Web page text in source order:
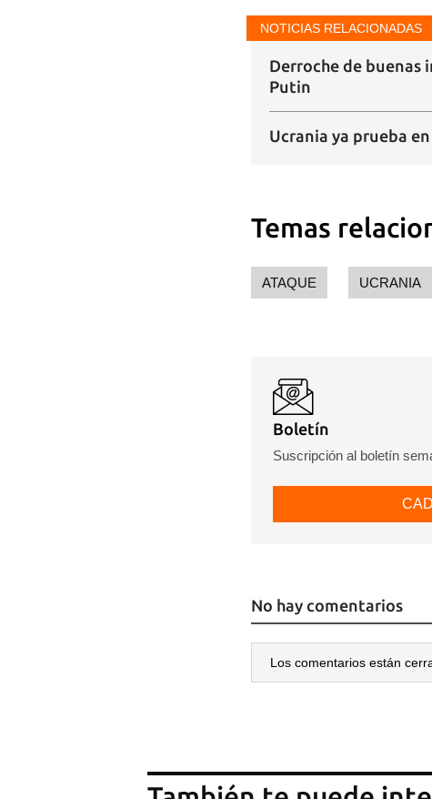
NOTICIAS RELACIONADAS
Derroche de buenas
Putin
Ucrania ya prueba
Temas
ATAQUE UCRANIA
Boletín
Suscripción al boletín
No hay comentarios
Los comentarios están